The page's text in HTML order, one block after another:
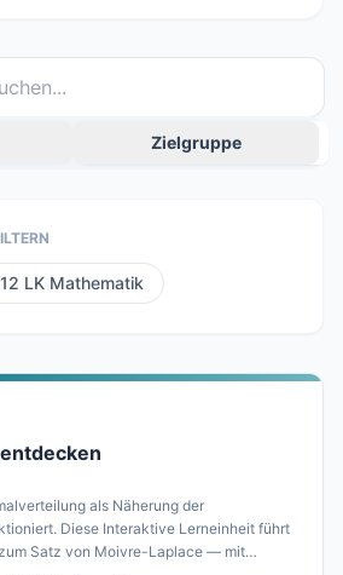
Zielgruppe
LK Mathematik
als Näherung der
Diese Interaktive Lerneinheit führt
Satz von Moivre-Laplace — mit